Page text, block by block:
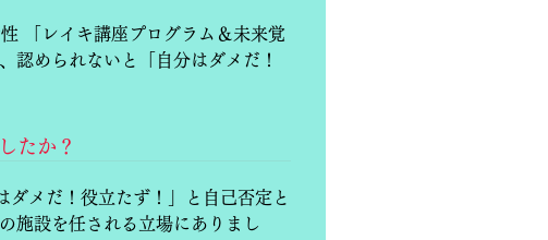
「レイキ講座プログラム＆未来覚
認められないと「自分はダメだ！
たか？
メだ！役立たず！」と自己否定と
施設を任される立場にありまし